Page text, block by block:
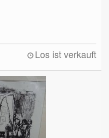
Los ist verkauft